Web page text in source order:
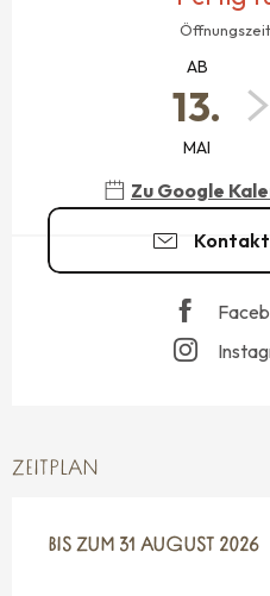
AB
13.
MAI
Zu Google
ZEITPLAN
VOM13 MAI 2026BIS ZUM
BIS ZUM 31 AUGUST 2026